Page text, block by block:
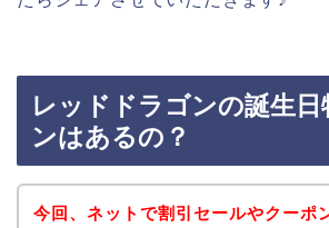
レッドドラゴンの誕生日
ンはあるの？
今回、ネットで割引セールやクーポ